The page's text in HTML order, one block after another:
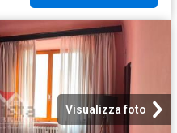
Visualizza foto